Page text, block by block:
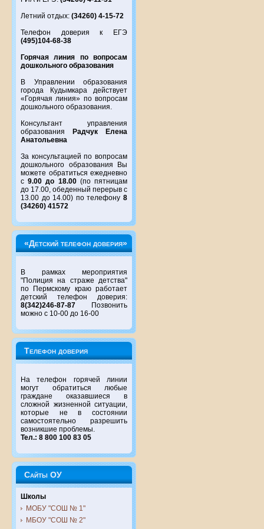
Летний отдых: (34260) 4-15-72
Телефон доверия к ЕГЭ
(495)104-68-38
Горячая линия по вопросам
дошкольного образования
В Управлении образования
города Кудымкара действует
«Горячая линия» по вопросам
дошкольного образования.
Консультант управления
образования
Радчук Елена
Анатольевна
За консультацией по вопросам
дошкольного образования Вы
можете обратиться ежедневно
с9.00 до 18.00(по пятницам
до 17.00, обеденный перерыв с
13.00 до 14.00) по телефону 8
(34260) 41572
«Детский телефон доверия»
В рамках мероприятия
"Полиция на страже детства"
по Пермскому краю работает
детский телефон доверия:
8(342)246-87-87 Позвонить
можно с 10-00 до 16-00
Телефон доверия
На телефон горячей линии
могут обратиться любые
граждане оказавшиеся в
сложной жизненной ситуации,
которые не в состоянии
самостоятельно разрешить
возникшие проблемы.
Тел.: 8 800 100 83 05
Сайты ОУ
Школы
МОБУ "СОШ № 1"
МБОУ "СОШ № 2"